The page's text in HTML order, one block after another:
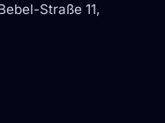
Straße 11,